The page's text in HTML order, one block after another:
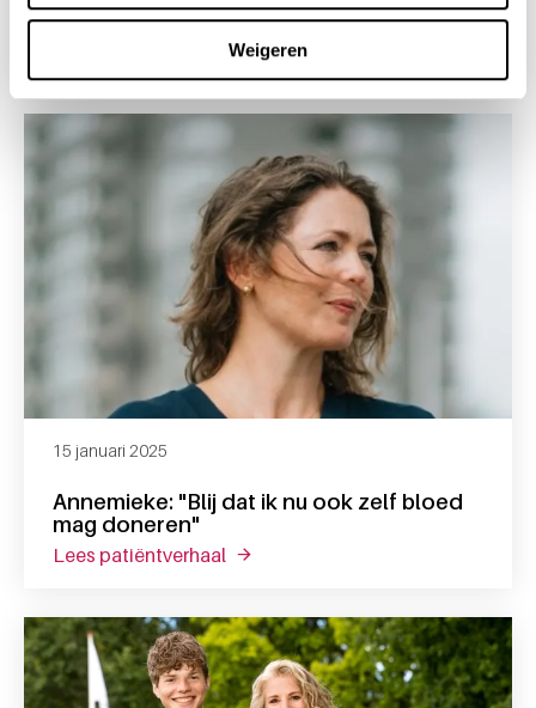
Weigeren
Nieuwe regelgeving rondom verblijf VK
over nieuwe regelgeving rondom verblijf vk
Annemieke: "Blij dat ik nu ook zelf bloed
mag doneren"
15 januari 2025
lees patiëntverhaal over annemieke: "blij dat ik nu ook